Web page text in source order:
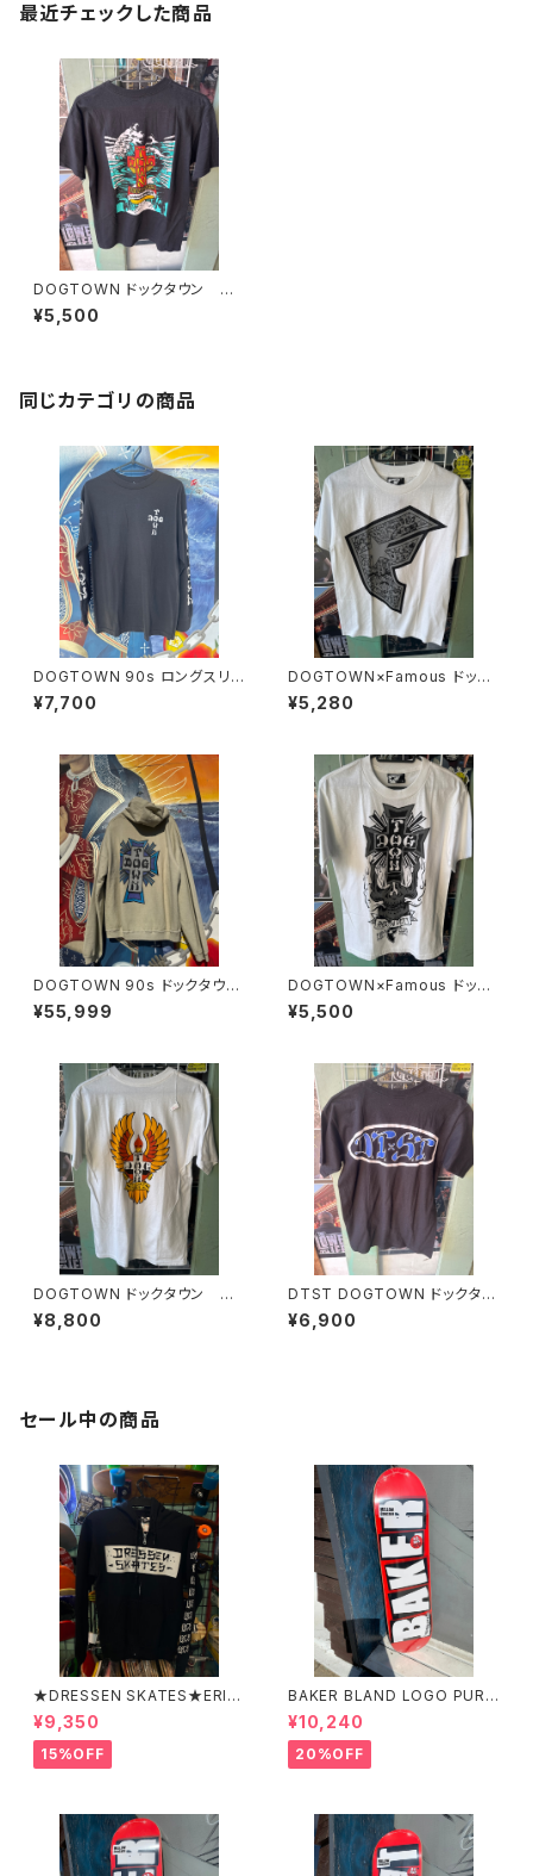
最近チェックした商品
DOGTOWN ドックタウン T
シャツ USA AARUN MURRY
¥5,500
同じカテゴリの商品
DOGTOWN 90s ロングスリ
ーブ ドックタウン オールドス
クール
¥7,700
DOGTOWN×Famous ドック
タウンコラボ限定 フェイマス
Tシャツ 限定
¥5,280
DOGTOWN 90s ドックタウ
ン デッドストック ヴィンテー
ジ オールドスクール dogto
¥55,999
DOGTOWN×Famous ドック
タウン フェイマスコラボ限定モ
デル デットストック品 Tシャ
¥5,500
DOGTOWN ドックタウン T
シャツ USA
¥8,800
DTST DOGTOWN ドックタウ
ンスーサイダル USA Tシャ
ツ
¥6,900
セール中の商品
★DRESSEN SKATES★ERIC
DRESSEN BLACK ZIP HOO
D PARKER ドレッセンスケーツ
スケート エリックドレッセン
ブラック フードパーカー フー
¥9,350
15%OFF
BAKER BLAND LOGO PURP
LE DECK 8.0 ベイカー ブラ
ンド ロゴ パープル デッ
キ 8インチ スケートボード ス
ケボー
¥10,240
20%OFF